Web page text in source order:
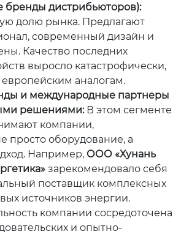
бренды дистрибьюторов):
долю рынка. Предлагают
современный дизайн и
Качество последних
выросло катастрофически,
европейским аналогам.
и международные партнеры
решениями:В этом сегменте
компании,
просто оборудование, а
Например, ООО «Хунань
зарекомендовало себя
поставщик комплексных
источников энергии.
компании сосредоточена
и опытно-